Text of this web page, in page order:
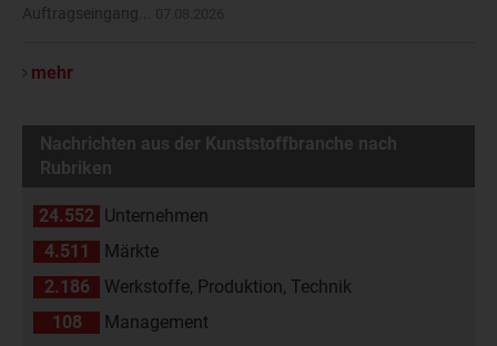
Auftragseingang...
mehr
Nachrichten aus der Kunststoffbranche nach
Rubriken
24.552 Unternehmen
4.511
Märkte
2.186
Werkstoffe, Produktion, Technik
108
Management